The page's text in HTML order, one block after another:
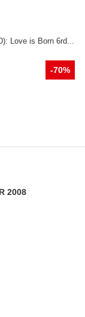
Love is Born 6rd...
-70%
2008